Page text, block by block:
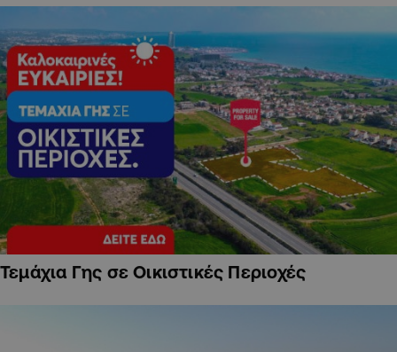
Τεμάχια Γης σε Οικιστικές Περιοχές